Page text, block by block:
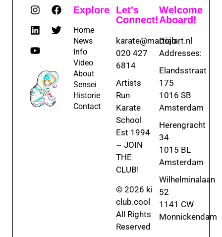
Explore
Home
News
Info
Video
About
Sensei
Historie
Contact
Let's
Connect!
karate@martialart.nl
020 427
6814
Artists
Run
Karate
School
Est 1994
~ JOIN
THE
CLUB!
© 2026 ki
club.cool
All Rights
Reserved
Welcome
Aboard!
Dojo
Addresses:
Elandsstraat
175
1016 SB
Amsterdam
Herengracht
34
1015 BL
Amsterdam
Wilhelminalaan
52
1141 CW
Monnickendam